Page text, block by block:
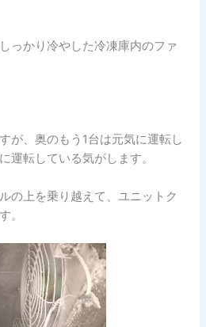
っかり冷やした冷凍庫内のファ
が、奥のもう1台は元気に運転し
運転している気がします。
の上を乗り越えて、ユニットク
。